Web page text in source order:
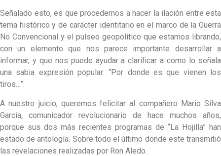
Señalado esto, es que procedemos a hacer la ilación entre esta
tema histórico y de carácter identitario en el marco de la Guerra
No Convencional y el pulseo geopolítico que estamos librando,
con un elemento que nos parece importante desarrollar a
informar, y que nos puede ayudar a clarificar a como lo señala
una sabia expresión popular: “Por donde es que vienen los
tiros…”.
A nuestro juicio, queremos felicitar al compañero Mario Silva
García, comunicador revolucionario de hace muchos años,
porque sus dos más recientes programas de “La Hojilla” han
estado de antología. Sobre todo el último donde este transmitió
las revelaciones realizadas por Ron Aledo.